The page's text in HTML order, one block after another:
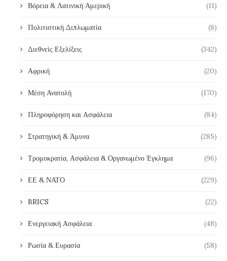
Βόρεια & Λατινική Αμερική (11)
Πολιτιστική Διπλωματία (8)
Διεθνείς Εξελίξεις (342)
Αφρική (20)
Μέση Ανατολή (170)
Πληροφόρηση και Ασφάλεια (84)
Στρατηγική & Άμυνα (285)
Τρομοκρατία, Ασφάλεια & Οργανωμένο Έγκλημα (96)
ΕΕ & ΝΑΤΟ (229)
BRICS (22)
Ενεργειακή Ασφάλεια (48)
Ρωσία & Ευρασία (58)